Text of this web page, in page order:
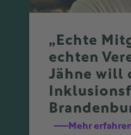
„Echte
echten
Jähne will
Mehr